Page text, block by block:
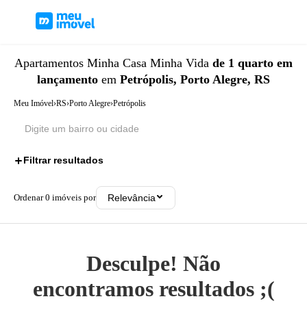
Apartamentos Minha Casa Minha Vida de 1 quarto em
lançamento em Petrópolis, Porto Alegre, RS
Meu Imóvel›RS›Porto Alegre›Petrópolis
Filtrar resultados
Ordenar0 imóveis por Relevância
Desculpe! Não
encontramos resultados ;(